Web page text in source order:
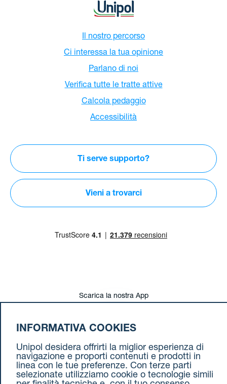
Il nostro percorso
Ci interessa la tua opinione
Parlano di noi
Verifica tutte le tratte attive
Calcola pedaggio
Accessibilità
Ti serve supporto?
Vieni a trovarci
Scarica la nostra App
Seguicisui social
INFORMATIVA COOKIES
Unipol desidera offrirti la miglior esperienza di
navigazione e proporti contenuti e prodotti in
linea con le tue preferenze. Con terze parti
selezionate utilizziamo cookie o tecnologie simili